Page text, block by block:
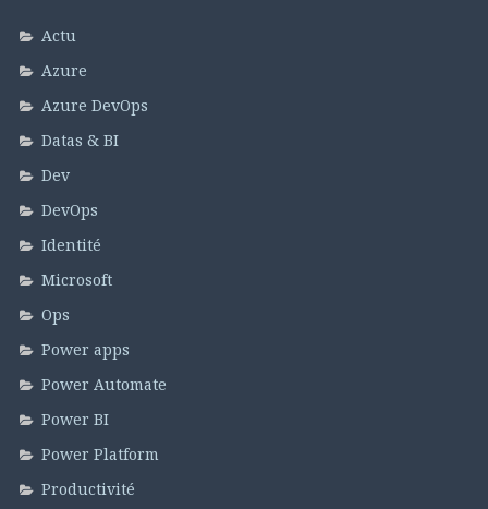
Actu
Azure
Azure DevOps
Datas & BI
Dev
DevOps
Identité
Microsoft
Ops
Power apps
Power Automate
Power BI
Power Platform
Productivité